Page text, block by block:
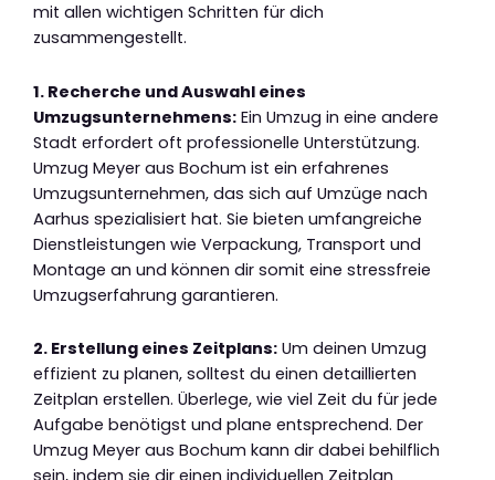
mit allen wichtigen Schritten für dich
zusammengestellt.
1. Recherche und Auswahl eines
Umzugsunternehmens: Ein Umzug in eine andere
Stadt erfordert oft professionelle Unterstützung.
Umzug Meyer aus Bochum ist ein erfahrenes
Umzugsunternehmen, das sich auf Umzüge nach
Aarhus spezialisiert hat. Sie bieten umfangreiche
Dienstleistungen wie Verpackung, Transport und
Montage an und können dir somit eine stressfreie
Umzugserfahrung garantieren.
2. Erstellung eines Zeitplans: Um deinen Umzug
effizient zu planen, solltest du einen detaillierten
Zeitplan erstellen. Überlege, wie viel Zeit du für jede
Aufgabe benötigst und plane entsprechend. Der
Umzug Meyer aus Bochum kann dir dabei behilflich